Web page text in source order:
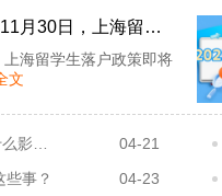
月30日，上海留学
效
海留学生落户政策即将
文
04-21
事？
04-23